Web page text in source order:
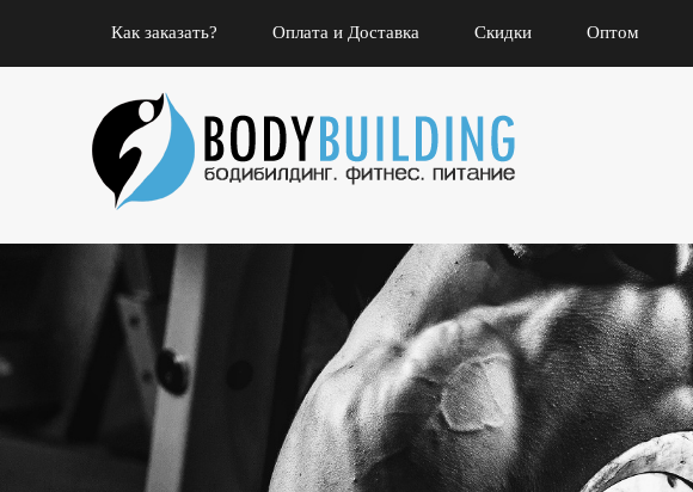
Как заказать? Оплата и Доставка Скидки Оптом